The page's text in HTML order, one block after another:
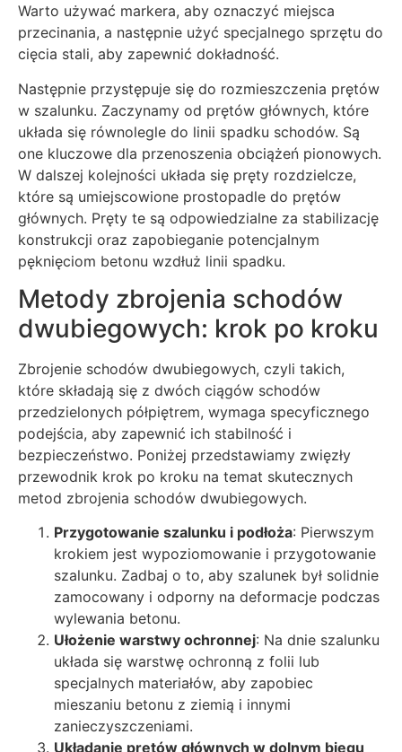
Warto używać markera, aby oznaczyć miejsca
przecinania, a następnie użyć specjalnego sprzętu do
cięcia stali, aby zapewnić dokładność.
Następnie przystępuje się do rozmieszczenia prętów
w szalunku. Zaczynamy od prętów głównych, które
układa się równolegle do linii spadku schodów. Są
one kluczowe dla przenoszenia obciążeń pionowych.
W dalszej kolejności układa się pręty rozdzielcze,
które są umiejscowione prostopadle do prętów
głównych. Pręty te są odpowiedzialne za stabilizację
konstrukcji oraz zapobieganie potencjalnym
pęknięciom betonu wzdłuż linii spadku.
Metody zbrojenia schodów
dwubiegowych: krok po kroku
Zbrojenie schodów dwubiegowych, czyli takich,
które składają się z dwóch ciągów schodów
przedzielonych półpiętrem, wymaga specyficznego
podejścia, aby zapewnić ich stabilność i
bezpieczeństwo. Poniżej przedstawiamy zwięzły
przewodnik krok po kroku na temat skutecznych
metod zbrojenia schodów dwubiegowych.
Przygotowanie szalunku i podłoża: Pierwszym
krokiem jest wypoziomowanie i przygotowanie
szalunku. Zadbaj o to, aby szalunek był solidnie
zamocowany i odporny na deformacje podczas
wylewania betonu.
Ułożenie warstwy ochronnej: Na dnie szalunku
układa się warstwę ochronną z folii lub
specjalnych materiałów, aby zapobiec
mieszaniu betonu z ziemią i innymi
zanieczyszczeniami.
Układanie prętów głównych w dolnym biegu